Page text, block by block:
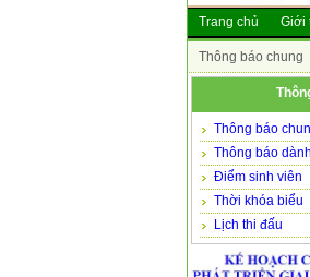
Trang chủ Giới
Thông báo chung
Thông báo
Thông báo
Điểm sinh viên
Thời khóa biểu
Lịch thi đấu